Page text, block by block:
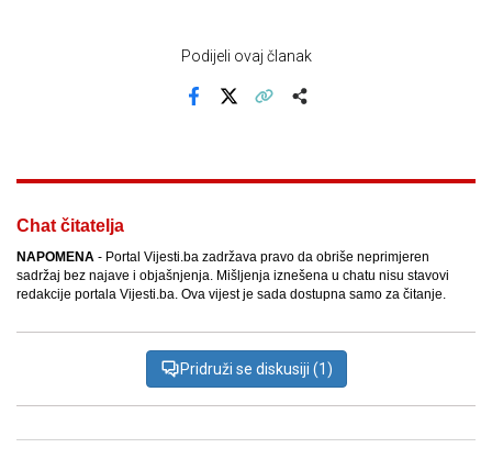
Podijeli ovaj članak
Chat čitatelja
NAPOMENA - Portal Vijesti.ba zadržava pravo da obriše neprimjeren
sadržaj bez najave i objašnjenja. Mišljenja iznešena u chatu nisu stavovi
redakcije portala Vijesti.ba. Ova vijest je sada dostupna samo za čitanje.
Pridruži se diskusiji (1)